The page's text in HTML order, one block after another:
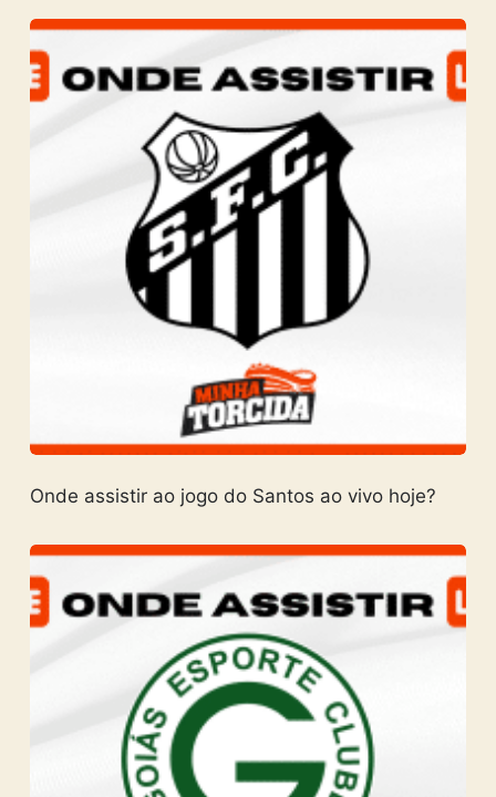
Onde assistir ao jogo do Santos ao vivo hoje?